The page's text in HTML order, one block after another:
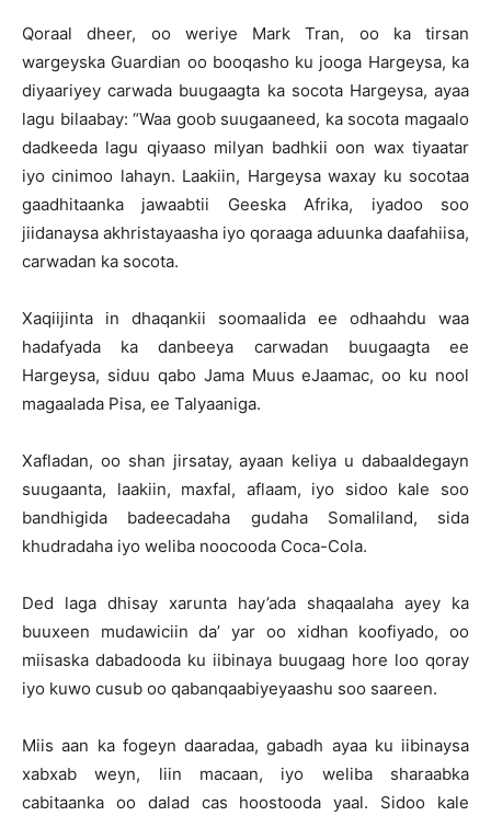
Qoraal dheer, oo weriye Mark Tran, oo ka tirsan
wargeyska Guardian oo booqasho ku jooga Hargeysa, ka
diyaariyey carwada buugaagta ka socota Hargeysa, ayaa
lagu bilaabay: “Waa goob suugaaneed, ka socota magaalo
dadkeeda lagu qiyaaso milyan badhkii oon wax tiyaatar
iyo cinimoo lahayn. Laakiin, Hargeysa waxay ku socotaa
gaadhitaanka jawaabtii Geeska Afrika, iyadoo soo
jiidanaysa akhristayaasha iyo qoraaga aduunka daafahiisa,
carwadan ka socota.
Xaqiijinta in dhaqankii soomaalida ee odhaahdu waa
hadafyada ka danbeeya carwadan buugaagta ee
Hargeysa, siduu qabo Jama Muus eJaamac, oo ku nool
magaalada Pisa, ee Talyaaniga.
Xafladan, oo shan jirsatay, ayaan keliya u dabaaldegayn
suugaanta, laakiin, maxfal, aflaam, iyo sidoo kale soo
bandhigida badeecadaha gudaha Somaliland, sida
khudradaha iyo weliba noocooda Coca-Cola.
Ded laga dhisay xarunta hay’ada shaqaalaha ayey ka
buuxeen mudawiciin da’ yar oo xidhan koofiyado, oo
miisaska dabadooda ku iibinaya buugaag hore loo qoray
iyo kuwo cusub oo qabanqaabiyeyaashu soo saareen.
Miis aan ka fogeyn daaradaa, gabadh ayaa ku iibinaysa
xabxab weyn, liin macaan, iyo weliba sharaabka
cabitaanka oo dalad cas hoostooda yaal. Sidoo kale